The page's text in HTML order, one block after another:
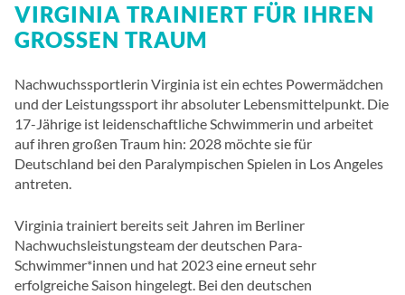
VIRGINIA TRAINIERT FÜR IHREN
GROSSEN TRAUM
Nachwuchssportlerin Virginia ist ein echtes Powermädchen
und der Leistungssport ihr absoluter Lebensmittelpunkt. Die
17-Jährige ist leidenschaftliche Schwimmerin und arbeitet
auf ihren großen Traum hin: 2028 möchte sie für
Deutschland bei den Paralympischen Spielen in Los Angeles
antreten.
Virginia trainiert bereits seit Jahren im Berliner
Nachwuchsleistungsteam der deutschen Para-
Schwimmer*innen und hat 2023 eine erneut sehr
erfolgreiche Saison hingelegt. Bei den deutschen